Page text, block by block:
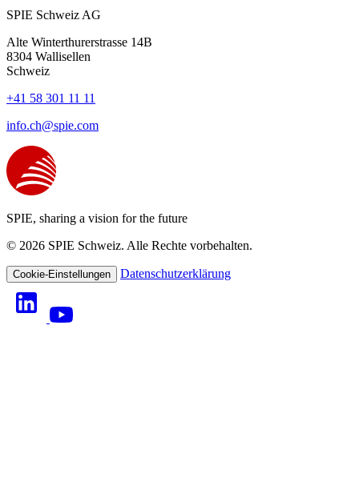
SPIE Schweiz AG
Alte Winterthurerstrasse 14B
8304 Wallisellen
Schweiz
+41 58 301 11 11
info.ch@spie.com
SPIE, sharing a vision for the future
© 2026 SPIE Schweiz. Alle Rechte vorbehalten.
Cookie-Einstellungen Datenschutzerklärung